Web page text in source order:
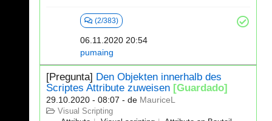
(2/383)
06.11.2020 20:54
pumaing
[Pregunta] Den Objekten innerhalb des
Scriptes Attribute zuweisen [Guardado]
29.10.2020 - 08:07 - de MauriceL
Visual Scripting